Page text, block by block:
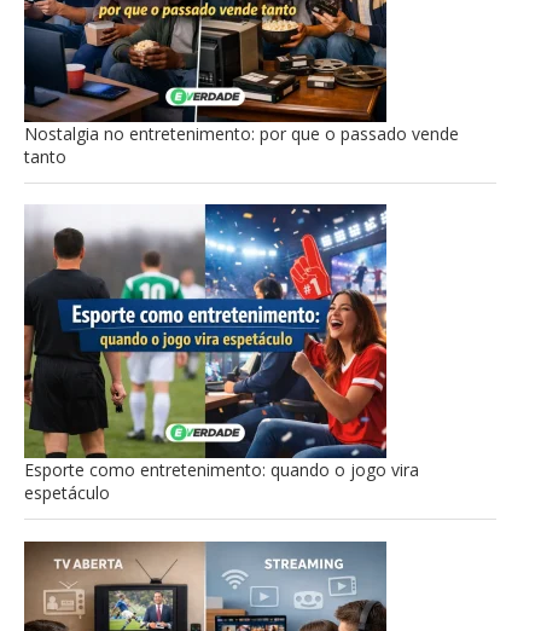
Nostalgia no entretenimento: por que o passado vende
tanto
Esporte como entretenimento: quando o jogo vira
espetáculo